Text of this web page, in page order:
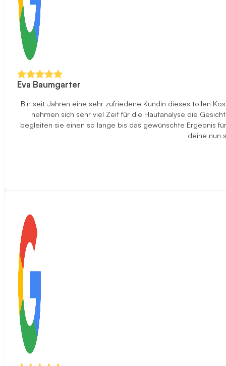
Eva Baumgarter
Bin seit Jahren eine sehr zufriedene Kundin dieses tollen
nehmen sich sehr viel Zeit für die Hautanalyse die
begleiten sie einen so lange bis das gewünschte Ergebnis
deine nun